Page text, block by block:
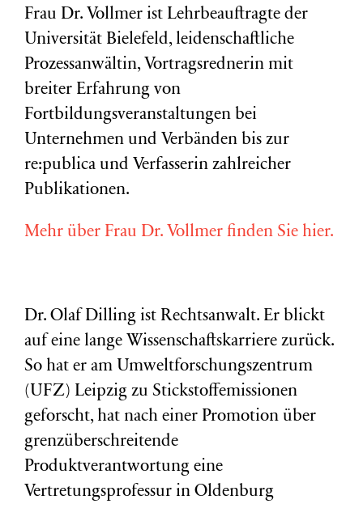
Frau Dr. Vollmer ist Lehrbeauftragte der
Universität Bielefeld, leidenschaftliche
Prozessanwältin, Vortragsrednerin mit
breiter Erfahrung von
Fortbildungsveranstaltungen bei
Unternehmen und Verbänden bis zur
re:publica und Verfasserin zahlreicher
Publikationen.
Mehr über Frau Dr. Vollmer finden Sie hier.
Dr. Olaf Dilling ist Rechtsanwalt. Er blickt
auf eine lange Wissenschaftskarriere zurück.
So hat er am Umweltforschungszentrum
(UFZ) Leipzig zu Stickstoffemissionen
geforscht, hat nach einer Promotion über
grenzüberschreitende
Produktverantwortung eine
Vertretungsprofessur in Oldenburg